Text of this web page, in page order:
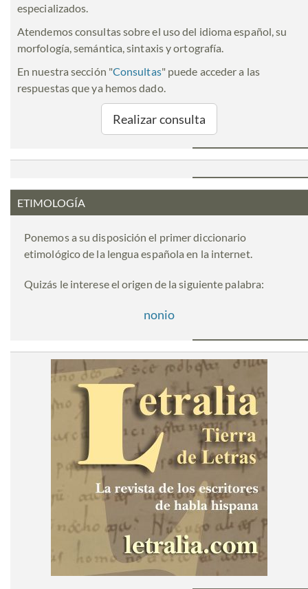
especializados.
Atendemos consultas sobre el uso del idioma español, su
morfología, semántica, sintaxis y ortografía.
En nuestra sección "Consultas" puede acceder a las
respuestas que ya hemos dado.
Realizar consulta
ETIMOLOGÍA
Ponemos a su disposición el primer diccionario
etimológico de la lengua española en la internet.
Quizás le interese el origen de la siguiente palabra:
nonio